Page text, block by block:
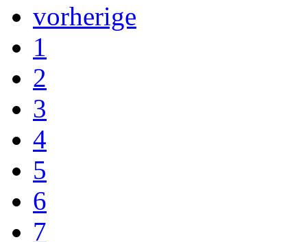
vorherige
1
2
3
4
5
6
7